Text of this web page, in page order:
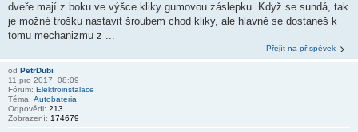
dveře mají z boku ve výšce kliky gumovou záslepku. Když se sundá, tak
je možné trošku nastavit šroubem chod kliky, ale hlavně se dostaneš k
tomu mechanizmu z ...
Přejít na příspěvek
od PetrDubi
11 pro 2017, 08:09
Fórum: Elektroinstalace
Téma: Autobateria
Odpovědi: 213
Zobrazení: 174679